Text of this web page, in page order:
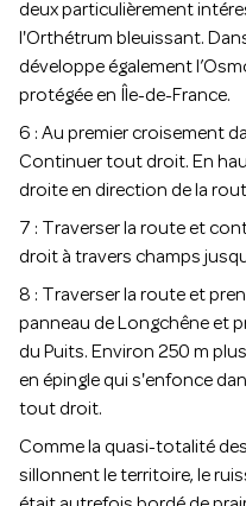
deux particulièrement
l'Orthétrum bleuissant.
développe également
protégée en Île-de-France.
6 : Au premier croisement
Continuer tout droit. En
droite en direction de la
7 : Traverser la route et
droit à travers champs
8 : Traverser la route et
panneau de Longchêne et
du Puits. Environ 250 m
en épingle qui s'enfonce
tout droit.
Comme la quasi-totalité
sillonnent le territoire, le